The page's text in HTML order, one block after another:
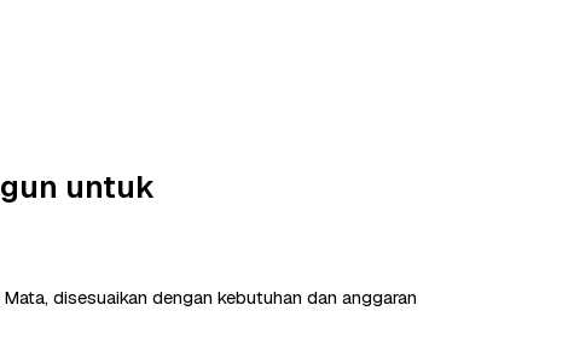
untuk
disesuaikan dengan kebutuhan dan anggaran